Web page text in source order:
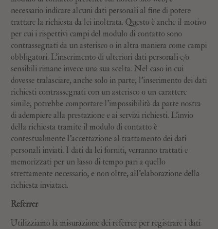
necessario indicare alcuni dati personali al fine di potere
trattare la richiesta da lei inoltrata. Questo è anche il motivo
per cui i rispettivi campi del modulo di contatto sono
contrassegnati da un asterisco o in altra maniera come campi
obbligatori. L’inserimento di ulteriori dati personali e/o
sensibili rimane invece una sua scelta. Nel caso in cui
dovesse tralasciare, anche solo in parte, l’inserimento dei dati
richiesti contrassegnati con un asterisco o un carattere
simile, potrebbe comportare l’impossibilità da parte nostra
di adempiere alla prestazione e ai servizi richiesti. L’invio
della richiesta tramite il modulo di contatto è
contestualmente l’accettazione al trattamento dei dati
personali inviati. I dati da lei forniti, verranno trattati e
memorizzati per un lasso di tempo pari a quello
strettamente necessario, e non oltre, all’elaborazione della
richiesta inviataci.
Referrer
Utilizziamo la misurazione dei referrer per registrare i dati